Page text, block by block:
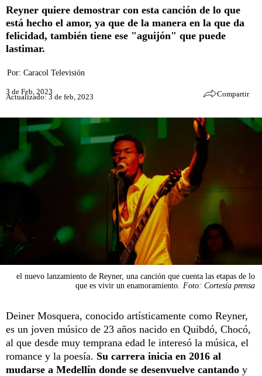
Reyner quiere demostrar con esta canción de lo que
está hecho el amor, ya que de la manera en la que da
felicidad, también tiene ese "aguijón" que puede
lastimar.
Por: Caracol Televisión
3 de Feb, 2023
Actualizado: 3 de feb, 2023 Compartir
el nuevo lanzamiento de Reyner, una canción que cuenta las etapas de lo
que es vivir un enamoramiento.
Foto: Cortesía prensa
Deiner Mosquera, conocido artísticamente como Reyner,
es un joven músico de 23 años nacido en Quibdó, Chocó,
al que desde muy temprana edad le interesó la música, el
romance y la poesía. Su carrera inicia en 2016 al
mudarse a Medellín donde se desenvuelve cantando y